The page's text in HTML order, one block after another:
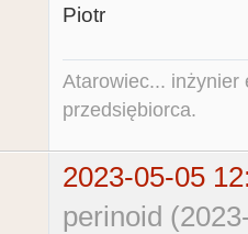
Piotr
Atarowiec... inżynier
przedsiębiorca.
2023-05-05
perinoid